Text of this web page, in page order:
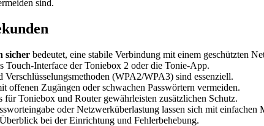
sind.
sicher bedeutet, eine stabile Verbindung mit einem geschützten
Touch-Interface der Toniebox 2 oder die Tonie-App.
(WPA2/WPA3) sind essenziell.
offenen Zugängen oder schwachen Passwörtern vermeiden.
für Toniebox und Router gewährleisten zusätzlichen Schutz.
oder Netzwerküberlastung lassen sich mit einfachen
bei der Einrichtung und Fehlerbehebung.